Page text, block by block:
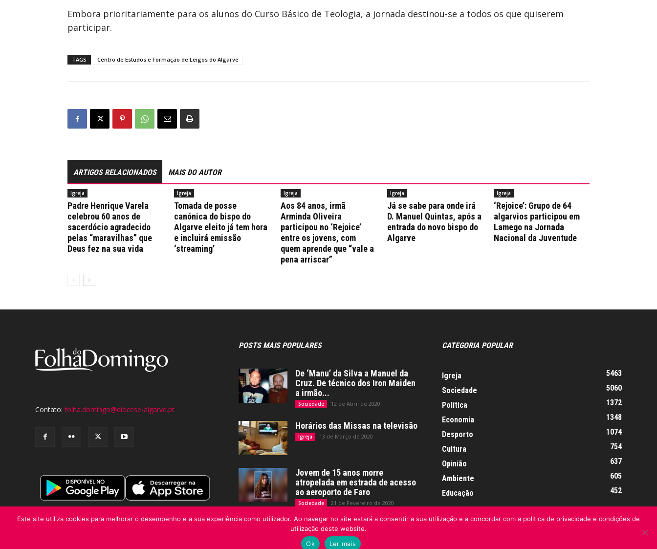
Embora prioritariamente para os alunos do Curso Básico de Teologia, a jornada destinou-se a todos os que quiserem
participar.
TAGS Centro de Estudos e Formação de Leigos do Algarve
ARTIGOS RELACIONADOS MAIS DO AUTOR
Igreja
Padre Henrique Varela
celebrou 60 anos de
sacerdócio agradecido
pelas “maravilhas” que
Deus fez na sua vida
Igreja
Tomada de posse
canónica do bispo do
Algarve eleito já tem hora
e incluirá emissão
‘streaming’
Igreja
Aos 84 anos, irmã
Arminda Oliveira
participou no ‘Rejoice’
entre os jovens, com
quem aprende que “vale a
pena arriscar”
Igreja
Já se sabe para onde irá
D. Manuel Quintas, após a
entrada do novo bispo do
Algarve
Igreja
‘Rejoice’: Grupo de 64
algarvios participou em
Lamego na Jornada
Nacional da Juventude
Contato: folha.domingo@diocese-algarve.pt
POSTS MAIS POPULARES
De ‘Manu’ da Silva a Manuel da
Cruz. De técnico dos Iron Maiden
a irmão...
Sociedade 12 de Abril de 2020
Horários das Missas na televisão
Igreja 13 de Março de 2020
Jovem de 15 anos morre
atropelada em estrada de acesso
ao aeroporto de Faro
Sociedade 21 de Fevereiro de 2020
CATEGORIA POPULAR
Igreja
5463
Sociedade
5060
Política
1372
Economia
1348
Desporto
1074
Cultura
754
Opinião
637
Ambiente
605
Educação
452
Este site utiliza cookies para melhorar o desempenho e a sua experiência como utilizador. Ao navegar no site estará a consentir a sua utilização e a concordar com a politica de privacidade e condições de
utilização deste website.
Ok
Ler mais